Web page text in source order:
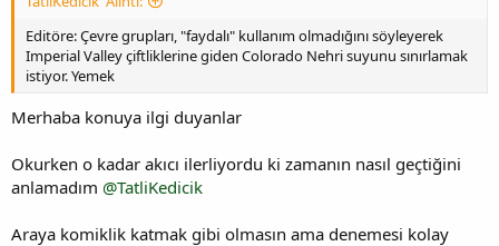
Editöre: Çevre grupları, "faydalı" kullanım olmadığını söyleyerek
Imperial Valley çiftliklerine giden Colorado Nehri suyunu sınırlamak
istiyor. Yemek
Merhaba konuya ilgi duyanlar
Okurken o kadar akıcı ilerliyordu ki zamanın nasıl geçtiğini
anlamadım @TatliKedicik
Araya komiklik katmak gibi olmasın ama denemesi kolay